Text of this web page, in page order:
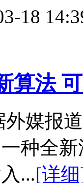
18
算法
外媒报
种全
...[详